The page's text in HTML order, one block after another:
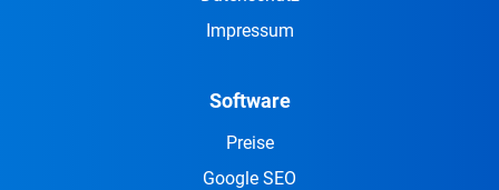
Impressum
Software
Preise
Google SEO